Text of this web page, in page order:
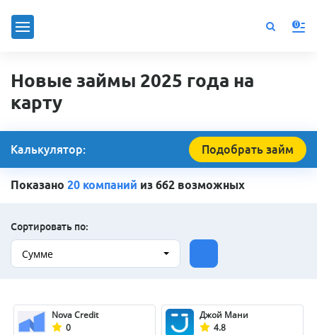
0
Новые займы 2025 года на
карту
Калькулятор: Подобрать займ
Показано 20 компаний из 662 возможных
Сортировать по:
Сумме
Nova Credit
0
Джой Мани
4.8